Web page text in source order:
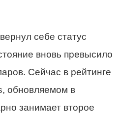
себе статус
вновь превысило
Сейчас в рейтинге
обновляемом в
занимает второе